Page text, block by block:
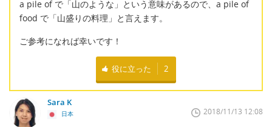
a pile of で「山のような」という意味があるので、a pile of
food で「山盛りの料理」と言えます。
ご参考になれば幸いです！
役に立った 2
Sara K
日本 2018/11/13 12:08